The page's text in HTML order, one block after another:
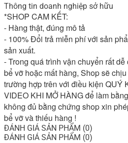
Thông tin doanh nghiệp sở hữu
*SHOP CAM KẾT:
- Hàng thật, đúng mô tả
- 100% Đổi trả miễn phí với sản
sản xuất.
- Trong quá trình vận chuyển rất
bể vỡ hoặc mất hàng, Shop sẽ
trường hợp trên với điều kiện QUÝ
VIDEO KHI MỞ HÀNG để làm
không đủ bằng chứng shop xin
bể vỡ và thiếu hàng !
ĐÁNH GIÁ SẢN PHẨM (0)
ĐÁNH GIÁ SẢN PHẨM (0)